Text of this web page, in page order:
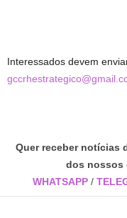
Interessados devem
Quer receber notícias
dos nossos
WHATSAPP /